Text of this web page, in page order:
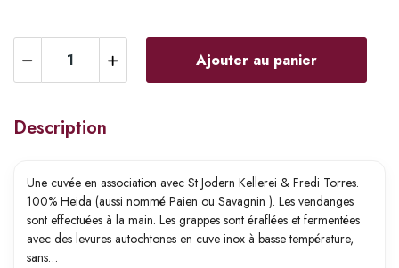
Ajouter au panier
Description
Une cuvée en association avec St Jodern Kellerei & Fredi Torres.
100% Heida (aussi nommé Paien ou Savagnin ). Les vendanges
sont effectuées à la main. Les grappes sont éraflées et fermentées
avec des levures autochtones en cuve inox à basse température,
sans…